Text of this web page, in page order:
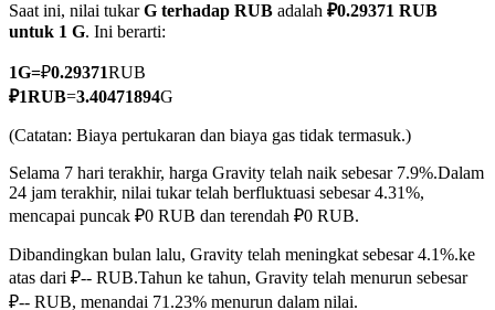
USDC Berjangka
Kontrak berjangka menggunakan USDC sebagai jaminannya
Saat ini, nilai tukarG terhadap RUB adalah ₽0.29371 RUB
untuk 1 G. Ini berarti:
1G=₽0.29371RUB
₽1RUB=3.40471894G
(Catatan: Biaya pertukaran dan biaya gas tidak termasuk.)
Selama 7 hari terakhir, harga Gravity telah naik sebesar 7.9%.Dalam
24 jam terakhir, nilai tukar telah berfluktuasi sebesar 4.31%,
mencapai puncak ₽0 RUB dan terendah ₽0 RUB.
Dibandingkan bulan lalu, Gravity telah meningkat sebesar 4.1%.ke
atas dari ₽-- RUB.Tahun ke tahun, Gravity telah menurun sebesar
₽-- RUB, menandai 71.23% menurun dalam nilai.